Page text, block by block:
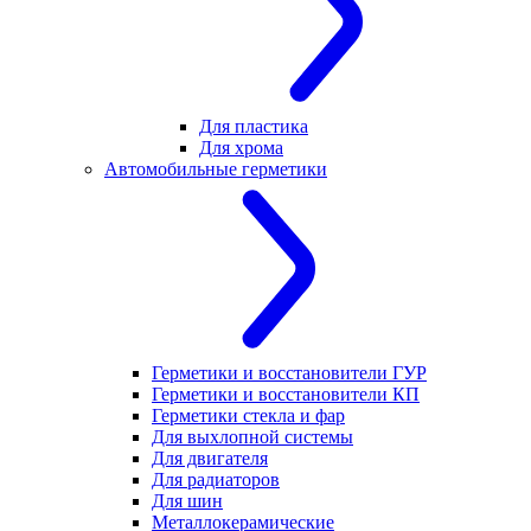
Для пластика
Для хрома
Автомобильные герметики
Герметики и восстановители ГУР
Герметики и восстановители КП
Герметики стекла и фар
Для выхлопной системы
Для двигателя
Для радиаторов
Для шин
Металлокерамические